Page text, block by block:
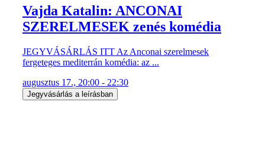
Vajda Katalin: ANCONAI
SZERELMESEK zenés komédia
JEGYVÁSÁRLÁS ITT Az Anconai szerelmesek
fergeteges mediterrán komédia: az ...
augusztus 17., 20:00 - 22:30
Jegyvásárlás a leírásban